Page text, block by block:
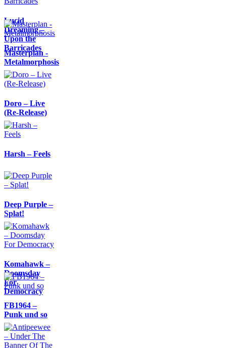
Lucid
Dreaming –
Upon the
Barricades
Masterplan -
Metalmorphosis
Doro – Live
(Re-Release)
Harsh – Feels
Deep Purple –
Splat!
Komahawk –
Doomsday
For
Democracy
FB1964 –
Punk und so